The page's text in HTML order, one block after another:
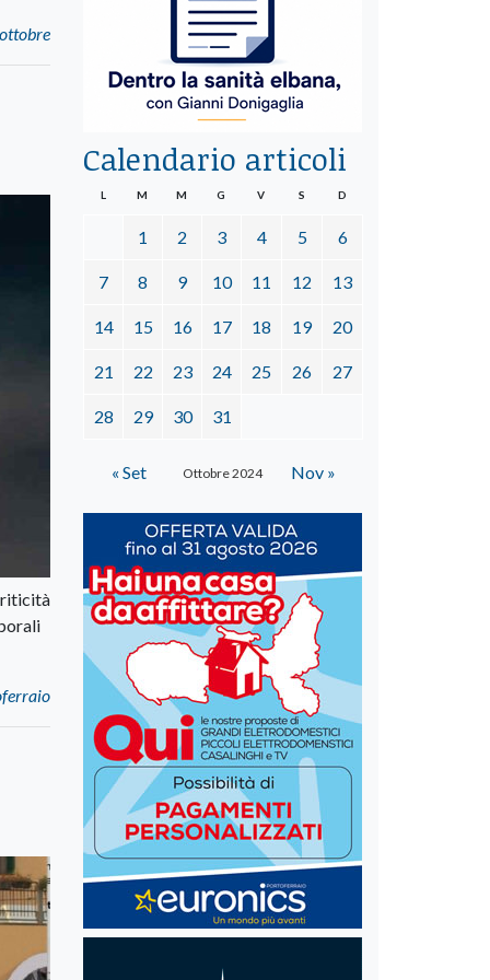
Calendario articoli
Ottobre 2024
L M M G V S D
1 2 3 4 5 6
7 8 9 10 11 12 13
14 15 16 17 18 19 20
21 22 23 24 25 26 27
28 29 30 31
« Set Nov »